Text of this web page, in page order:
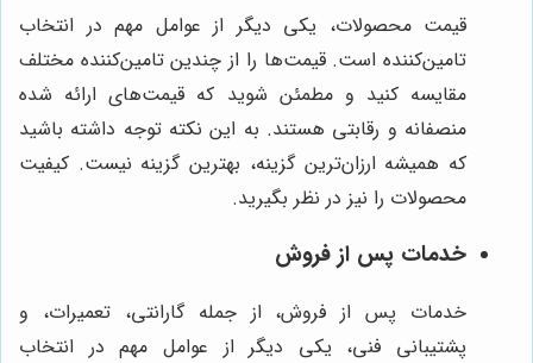
قیمت محصولات، یکی دیگر از عوامل مهم در انتخاب
تامین‌کننده است. قیمت‌ها را از چندین تامین‌کننده مختلف
مقایسه کنید و مطمئن شوید که قیمت‌های ارائه شده
منصفانه و رقابتی هستند. به این نکته توجه داشته باشید
که همیشه ارزان‌ترین گزینه، بهترین گزینه نیست. کیفیت
محصولات را نیز در نظر بگیرید.
خدمات پس از فروش
خدمات پس از فروش، از جمله گارانتی، تعمیرات، و
پشتیبانی فنی، یکی دیگر از عوامل مهم در انتخاب